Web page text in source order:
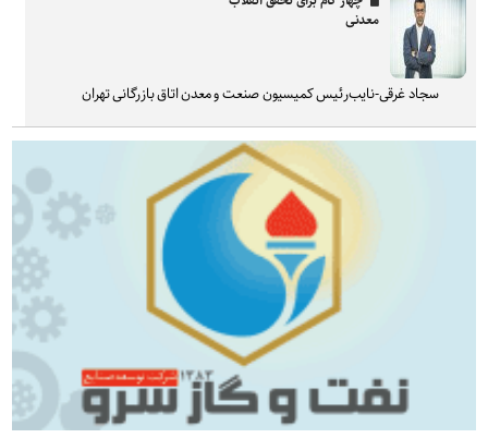
معدنی
سجاد غرقی-نایب‌رئیس کمیسیون صنعت و معدن اتاق بازرگانی تهران